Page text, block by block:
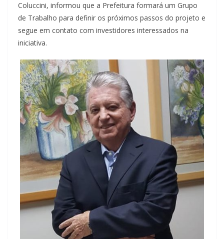
Coluccini, informou que a Prefeitura formará um Grupo
de Trabalho para definir os próximos passos do projeto e
segue em contato com investidores interessados na
iniciativa.